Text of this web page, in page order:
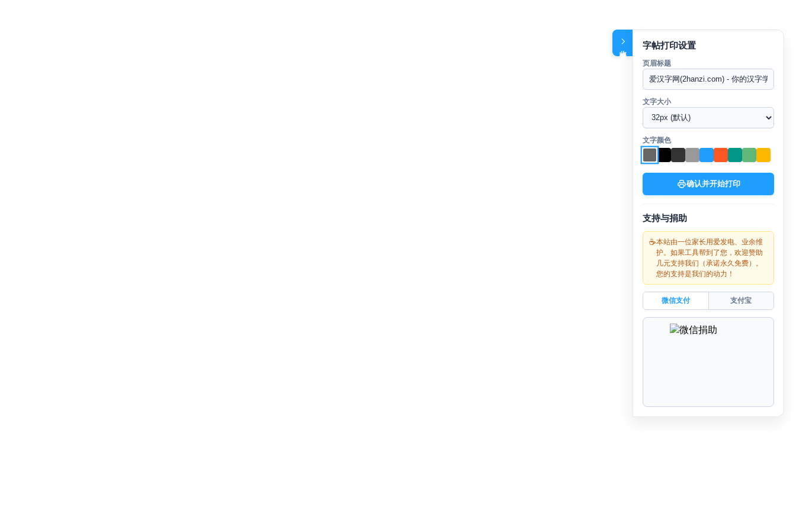
字帖打印设置
页眉标题
文字大小
文字颜色
确认并开始打印
支持与捐助
☕本站由一位家长用爱发电、业余维
护。如果工具帮到了您，欢迎赞助
几元支持我们（承诺永久免费）。
您的支持是我们的动力！
微信支付 支付宝